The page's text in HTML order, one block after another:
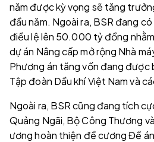
năm được kỳ vọng sẽ tăng
đầu năm. Ngoài ra, BSR đang
điều lệ lên 50.000 tỷ đồng
dự án Nâng cấp mở rộng Nhà
Phương án tăng vốn đang được
Tập đoàn Dầu khí Việt Nam và
Ngoài ra, BSR cũng đang tích
Quảng Ngãi, Bộ Công Thương
ương hoàn thiện đề cương Đề